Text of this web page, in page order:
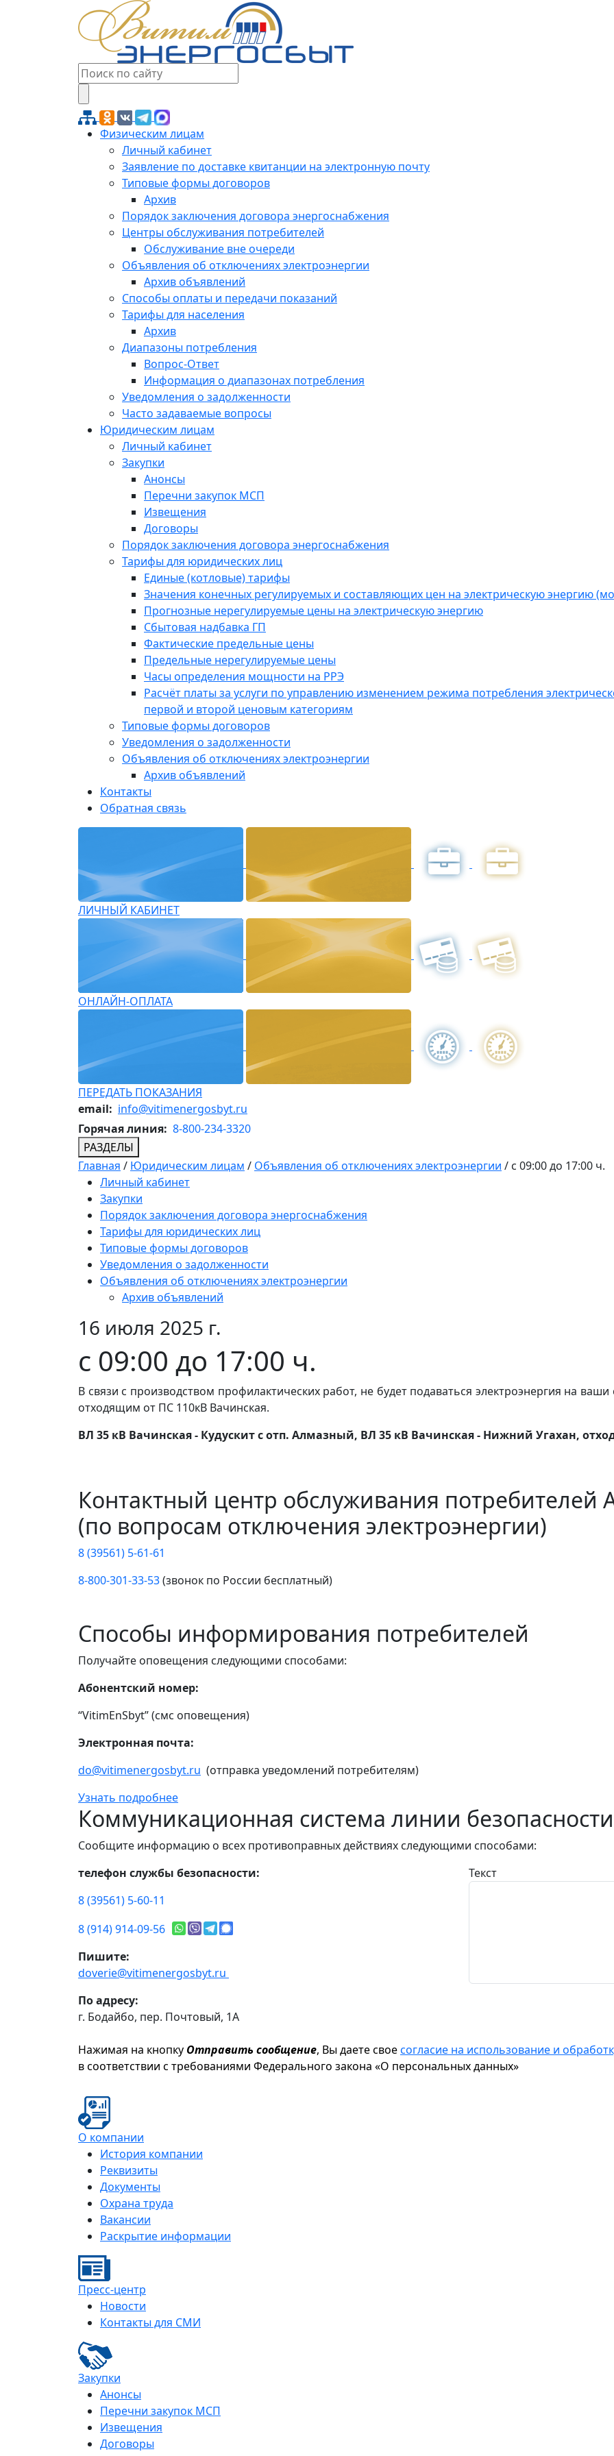
Физическим лицам
Личный кабинет
Заявление по доставке квитанции на электронную почту
Типовые формы договоров
Архив
Порядок заключения договора энергоснабжения
Центры обслуживания потребителей
Обслуживание вне очереди
Объявления об отключениях электроэнергии
Архив объявлений
Способы оплаты и передачи показаний
Тарифы для населения
Архив
Диапазоны потребления
Вопрос-Ответ
Информация о диапазонах потребления
Уведомления о задолженности
Часто задаваемые вопросы
Юридическим лицам
Личный кабинет
Закупки
Анонсы
Перечни закупок МСП
Извещения
Договоры
Порядок заключения договора энергоснабжения
Тарифы для юридических лиц
Единые (котловые) тарифы
Значения конечных регулируемых и составляющих цен на электрическую энергию
Прогнозные нерегулируемые цены на электрическую энергию
Сбытовая надбавка ГП
Фактические предельные цены
Предельные нерегулируемые цены
Часы определения мощности на РРЭ
Расчёт платы за услуги по управлению изменением режима потребления
первой и второй ценовым категориям
Типовые формы договоров
Уведомления о задолженности
Объявления об отключениях электроэнергии
Архив объявлений
Контакты
Обратная связь
ЛИЧНЫЙ КАБИНЕТ
ОНЛАЙН-ОПЛАТА
ПЕРЕДАТЬ ПОКАЗАНИЯ
email: info@vitimenergosbyt.ru
Горячая линия: 8-800-234-3320
РАЗДЕЛЫ
Главная / Юридическим лицам / Объявления об отключениях электроэнергии / с 09:00 до 17:00 ч.
Личный кабинет
Закупки
Порядок заключения договора энергоснабжения
Тарифы для юридических лиц
Типовые формы договоров
Уведомления о задолженности
Объявления об отключениях электроэнергии
Архив объявлений
16 июля 2025 г.
с 09:00 до 17:00 ч.
В связи с производством профилактических работ, не будет подаваться электроэнергия на
отходящим от ПС 110кВ Вачинская.
ВЛ 35 кВ Вачинская - Кудускит с отп. Алмазный, ВЛ 35 кВ Вачинская - Нижний Угахан,
Контактный центр обслуживания потребителей
(по вопросам отключения электроэнергии)
8 (39561) 5-61-61
8-800-301-33-53(звонок по России бесплатный)
Способы информирования потребителей
Получайте оповещения следующими способами:
Абонентский номер:
“VitimEnSbyt” (смс оповещения)
Электронная почта:
do@vitimenergosbyt.ru (отправка уведомлений потребителям)
Узнать подробнее
Коммуникационная система линии безопасности
Сообщите информацию о всех противоправных действиях следующими способами:
телефон службы безопасности:
8 (39561) 5-60-11
8 (914) 914-09-56
Пишите:
doverie@vitimenergosbyt.ru
По адресу:
г. Бодайбо, пер. Почтовый, 1А
Текст
Нажимая на кнопку Отправить сообщение, Вы даете своесогласие на использование и
в соответствии с требованиями Федерального закона «О персональных данных»
О компании
История компании
Реквизиты
Документы
Охрана труда
Вакансии
Раскрытие информации
Пресс-центр
Новости
Контакты для СМИ
Закупки
Анонсы
Перечни закупок МСП
Извещения
Договоры